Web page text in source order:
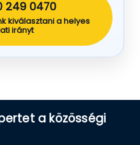
249 0470
kiválasztani a helyes
irányt
a közösségi